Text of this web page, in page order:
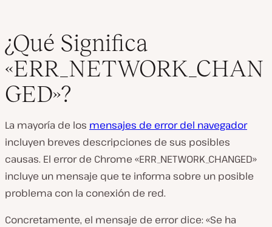
¿Qué Significa
«ERR_NETWORK_CHAN
GED»?
La mayoría de los mensajes de error del navegador
incluyen breves descripciones de sus posibles
causas. El error de Chrome «ERR_NETWORK_CHANGED»
incluye un mensaje que te informa sobre un posible
problema con la conexión de red.
Concretamente, el mensaje de error dice: «Se ha